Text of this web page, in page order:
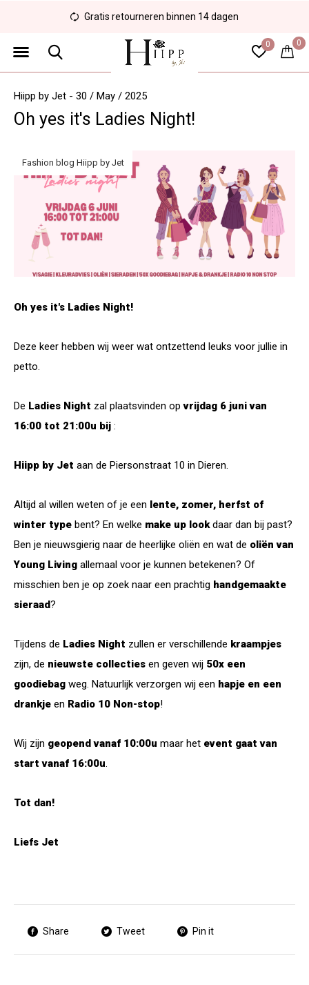
0 0
Gratis retourneren binnen 14 dagen
Hiipp by Jet - 30 / May / 2025
Oh yes it's Ladies Night!
Fashion blog Hiipp by Jet
Oh yes it's Ladies Night!
Deze keer hebben wij weer wat ontzettend leuks voor jullie in
petto.
De Ladies Night zal plaatsvinden opvrijdag 6 juni van
16:00 tot 21:00u bij :
Hiipp by Jet aan de Piersonstraat 10 in Dieren.
Altijd al willen weten of je een lente, zomer, herfst of
winter type bent? En welke make up lookdaar dan bij past?
Ben je nieuwsgierig naar de heerlijke oliën en wat de oliën van
Young Living allemaal voor je kunnen betekenen? Of
misschien ben je op zoek naar een prachtig handgemaakte
sieraad?
Tijdens de Ladies Night zullen er verschillende kraampjes
zijn, de nieuwste collecties en geven wij 50x een
goodiebag weg. Natuurlijk verzorgen wij een hapje en een
drankje en Radio 10 Non-stop!
Wij zijn geopend vanaf 10:00u maar het event gaat van
start vanaf 16:00u.
Tot dan!
Liefs Jet
Share Tweet Pin it